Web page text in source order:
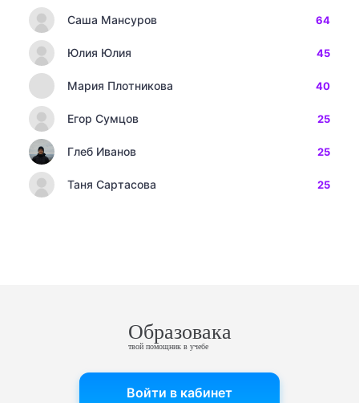
Саша Мансуров 64
Юлия Юлия 45
Мария Плотникова 40
Егор Сумцов 25
Глеб Иванов 25
Таня Сартасова 25
Образовака
твой помощник в учебе
Войти в кабинет